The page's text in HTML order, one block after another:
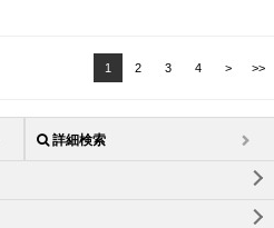
1 2 3 4 > >>
詳細検索